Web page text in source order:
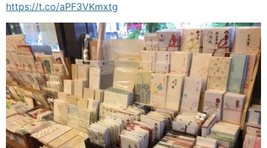
https://t.co/aPF3VKmxtg